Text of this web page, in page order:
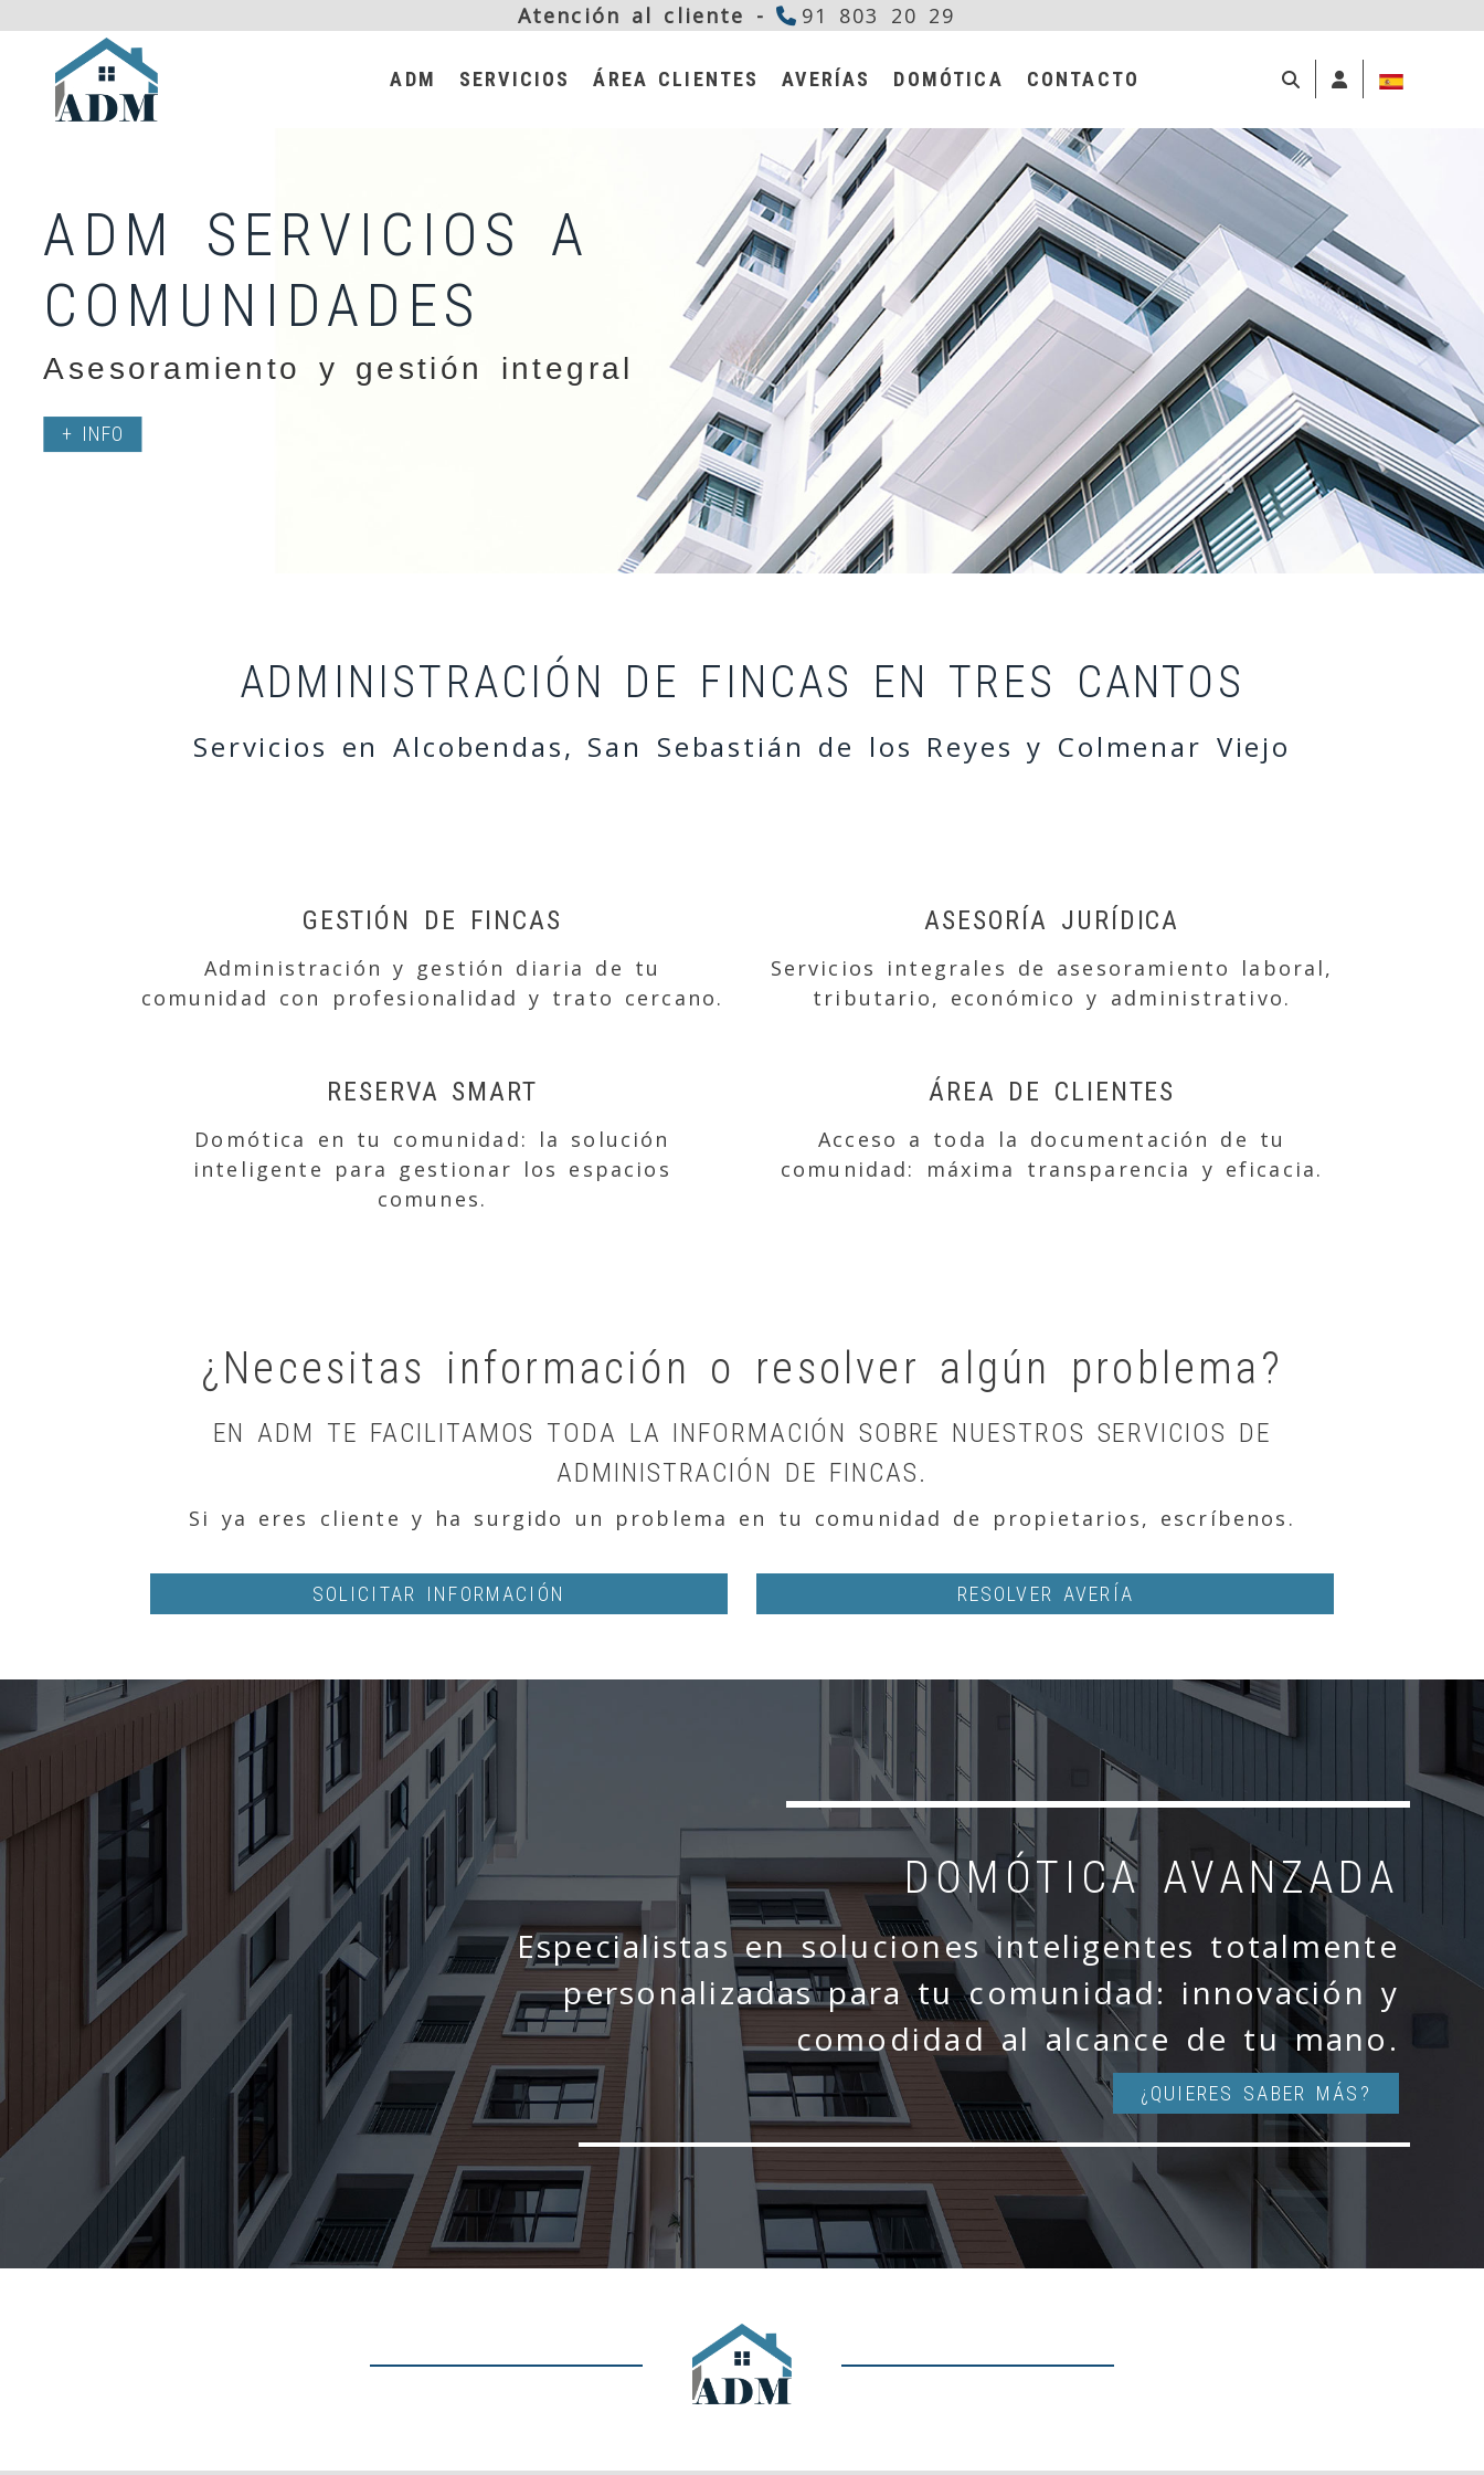
Atención al cliente - 91 803 20 29
ADM SERVICIOS ÁREA CLIENTES AVERÍAS DOMÓTICA CONTACTO IDENTIFÍCATE
ADM SERVICIOS A
COMUNIDADES
Asesoramiento y gestión integral
+ INFO
ADMINISTRACIÓN DE FINCAS EN TRES CANTOS
Servicios en Alcobendas, San Sebastián de los Reyes y Colmenar Viejo
GESTIÓN DE FINCAS
Administración y gestión diaria de tu
comunidad con profesionalidad y trato cercano.
ASESORÍA JURÍDICA
Servicios integrales de asesoramiento laboral,
tributario, económico y administrativo.
RESERVA SMART
Domótica en tu comunidad: la solución
inteligente para gestionar los espacios
comunes.
ÁREA DE CLIENTES
Acceso a toda la documentación de tu
comunidad: máxima transparencia y eficacia.
¿Necesitas información o resolver algún problema?
EN ADM TE FACILITAMOS TODA LA INFORMACIÓN SOBRE NUESTROS SERVICIOS DE
ADMINISTRACIÓN DE FINCAS.
Si ya eres cliente y ha surgido un problema en tu comunidad de propietarios, escríbenos.
SOLICITAR INFORMACIÓN RESOLVER AVERÍA
DOMÓTICA AVANZADA
Especialistas en soluciones inteligentes totalmente
personalizadas para tu comunidad: innovación y
comodidad al alcance de tu mano.
¿QUIERES SABER MÁS?